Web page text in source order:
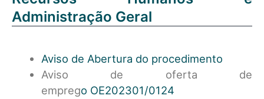
Administração Geral
Aviso de Abertura do procedimento
Aviso de oferta de
emprego OE202301/0124